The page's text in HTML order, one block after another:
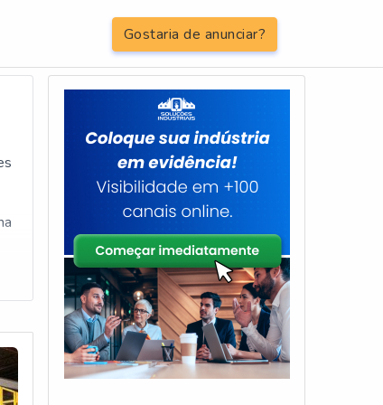
Gostaria de anunciar?
elevatória Cidade Ademar